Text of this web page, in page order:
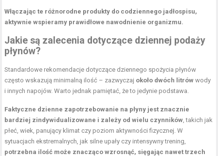
Włączając te różnorodne produkty do codziennego jadłospisu,
aktywnie wspieramy prawidłowe nawodnienie organizmu.
Jakie są zalecenia dotyczące dziennej podaży
płynów?
Standardowe rekomendacje dotyczące dziennego spożycia płynów
często wskazują minimalną ilość – zazwyczaj około dwóch litrów wody
i innych napojów. Warto jednak pamiętać, że to jedynie podstawa.
Faktyczne dzienne zapotrzebowanie na płyny jest znacznie
bardziej zindywidualizowane i zależy od wielu czynników , takich jak
płeć, wiek, panujący klimat czy poziom aktywności fizycznej. W
sytuacjach ekstremalnych, jak silne upały czy intensywny trening,
potrzebna ilość może znacząco wzrosnąć, sięgając nawet trzech